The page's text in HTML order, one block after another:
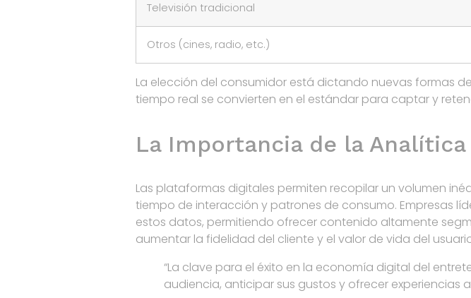
Televisión tradicional
Otros (cines, radio, etc.)
La elección del consumidor está dictando nuevas formas
tiempo real se convierten en el estándar para captar y
La Importancia de la
Las plataformas digitales permiten recopilar un volumen
tiempo de interacción y patrones de consumo. Empresas
estos datos, permitiendo ofrecer contenido altamente
aumentar la fidelidad del cliente y el valor de vida del
“La clave para el éxito en la economía digital del
audiencia, anticipar sus gustos y ofrecer experiencias